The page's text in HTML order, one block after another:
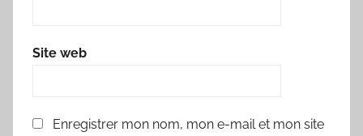
Site web
Enregistrer mon nom, mon e-mail et mon site